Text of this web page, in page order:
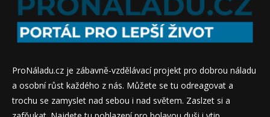
ProNáladu.cz je zábavně-vzdělávací projekt pro dobrou náladu
a osobní růst každého z nás. Můžete se tu odreagovat a
trochu se zamyslet nad sebou i nad světem. Zaslzet si a